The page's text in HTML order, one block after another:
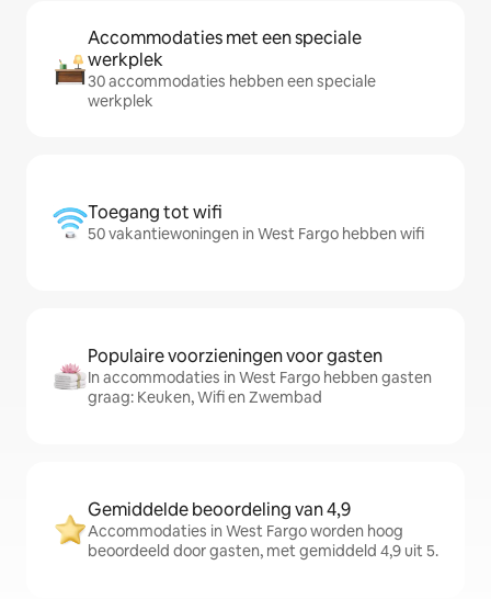
Accommodaties met een speciale
werkplek
30 accommodaties hebben een speciale
werkplek
Toegang tot wifi
50 vakantiewoningen in West Fargo hebben wifi
Populaire voorzieningen voor gasten
In accommodaties in West Fargo hebben gasten
graag: Keuken, Wifi en Zwembad
Gemiddelde beoordeling van 4,9
Accommodaties in West Fargo worden hoog
beoordeeld door gasten, met gemiddeld 4,9 uit 5.